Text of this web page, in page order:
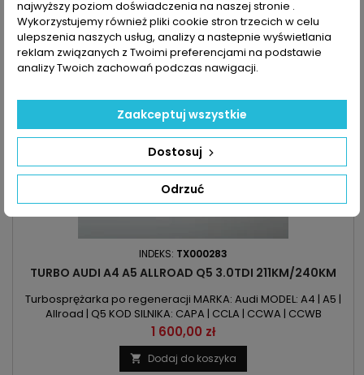
Zapytaj o dostępność Tel:+48-717-358-575
INDEKS: TX000283
TURBO AUDI A4 A5 ALLROAD Q5 3.0TDI 211KM/240KM
Turbosprężarka po regeneracji MARKA: Audi MODEL: A4 | A5 |
Allroad | Q5 KOD SILNIKA: CAPA | CCLA | CCWA | CCWB
POJEMNOŚĆ: 2967 ccm 3.0TDI MOC: 211KM/155kW |
240KM/176kW ROK PRODUKCJI: Od 2007r
Cena
1 600,00 zł
 Dodaj do koszyka
najwyższy poziom doświadczenia na naszej stronie .
Wykorzystujemy również pliki cookie stron trzecich w celu
ulepszenia naszych usług, analizy a nastepnie wyświetlania
reklam związanych z Twoimi preferencjami na podstawie
analizy Twoich zachowań podczas nawigacji.
Odrzuć
Dostosuj
Zaakceptuj wszystkie